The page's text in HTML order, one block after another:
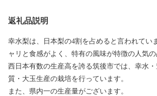
返礼品説明
幸水梨は、日本梨の4割を占めると言われてい
ャリと食感がよく、特有の風味が特徴の人気の
西日本有数の生産高を誇る筑後市では、幸水
質・大玉生産の栽培を行っています。
また、県内一の生産量がございます。